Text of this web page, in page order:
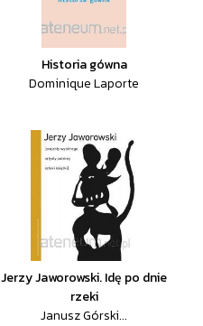
Historia gówna
Dominique Laporte
Jerzy Jaworowski. Idę po dnie
rzeki
Janusz Górski...